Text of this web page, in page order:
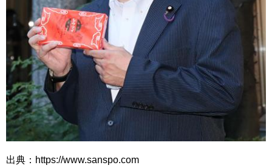
出典：https://www.sanspo.com